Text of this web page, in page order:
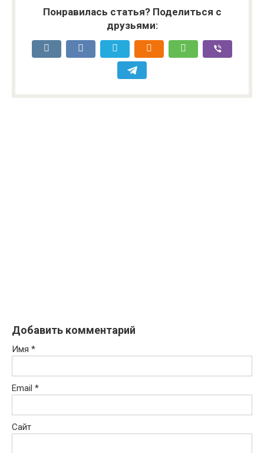
Понравилась статья? Поделиться с
друзьями:
Добавить комментарий
Имя *
Email *
Сайт